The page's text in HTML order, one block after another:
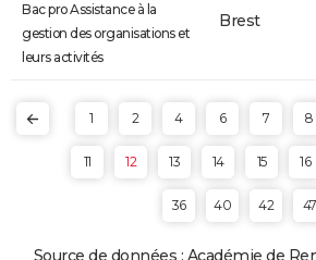
Bac pro Assistance à la
gestion des organisations et
leurs activités
Brest
1 2 4 6 7 8
11 12 13 14 15 16
36 40 42 47
Source de données : Académie de